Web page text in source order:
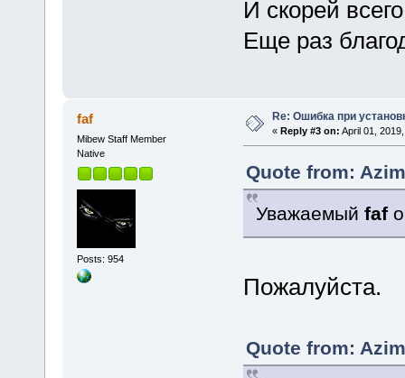
И скорей
Еще раз
faf
Mibew Staff Member
Native
Posts: 954
Re: Ошибка при
« Reply #3 on: April 01,
Quote from:
Уважаемый faf
Пожалуйста.
Quote from: